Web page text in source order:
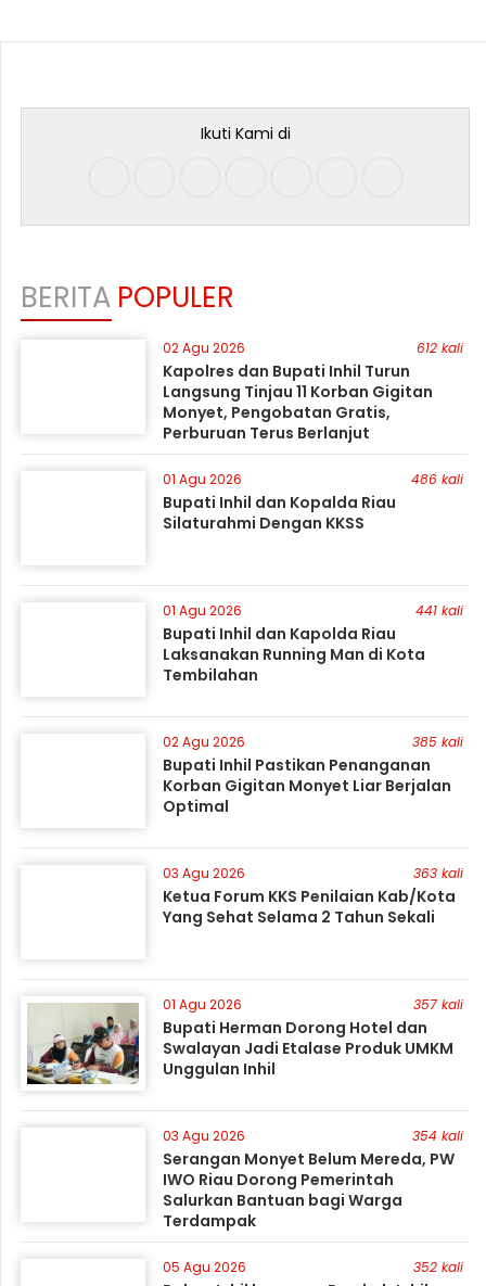
Ikuti Kami di
BERITA POPULER
02 Agu 2026 612 kali
Kapolres dan Bupati Inhil Turun
Langsung Tinjau 11 Korban Gigitan
Monyet, Pengobatan Gratis,
Perburuan Terus Berlanjut
01 Agu 2026 486 kali
Bupati Inhil dan Kopalda Riau
Silaturahmi Dengan KKSS
01 Agu 2026 441 kali
Bupati Inhil dan Kapolda Riau
Laksanakan Running Man di Kota
Tembilahan
02 Agu 2026 385 kali
Bupati Inhil Pastikan Penanganan
Korban Gigitan Monyet Liar Berjalan
Optimal
03 Agu 2026 363 kali
Ketua Forum KKS Penilaian Kab/Kota
Yang Sehat Selama 2 Tahun Sekali
01 Agu 2026 357 kali
Bupati Herman Dorong Hotel dan
Swalayan Jadi Etalase Produk UMKM
Unggulan Inhil
03 Agu 2026 354 kali
Serangan Monyet Belum Mereda, PW
IWO Riau Dorong Pemerintah
Salurkan Bantuan bagi Warga
Terdampak
05 Agu 2026 352 kali